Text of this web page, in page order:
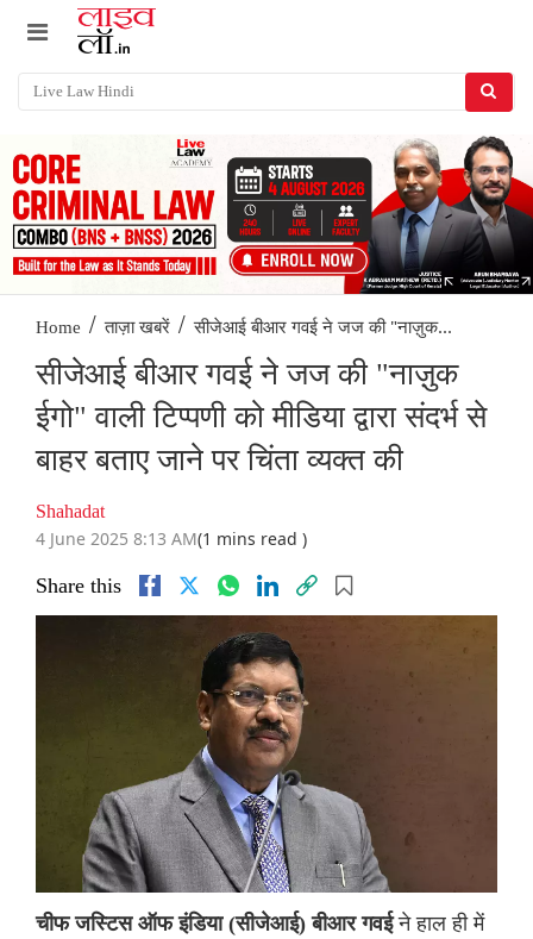
Home / ताज़ा खबरें / सीजेआई बीआर गवई ने जज की "नाज़ुक...
सीजेआई बीआर गवई ने जज की "नाज़ुक
ईगो" वाली टिप्पणी को मीडिया द्वारा संदर्भ से
बाहर बताए जाने पर चिंता व्यक्त की
Shahadat
4 June 2025 8:13 AM(1 mins read )
Share this
चीफ जस्टिस ऑफ इंडिया (सीजेआई) बीआर गवईने हाल ही में